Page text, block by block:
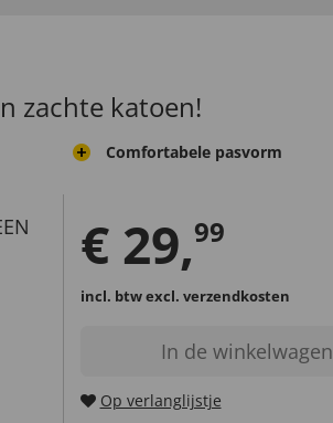
zachte katoen!
Comfortabele pasvorm
€ 29,99
incl. btwexcl. verzendkosten
In de winkelwagen
Op verlanglijstje